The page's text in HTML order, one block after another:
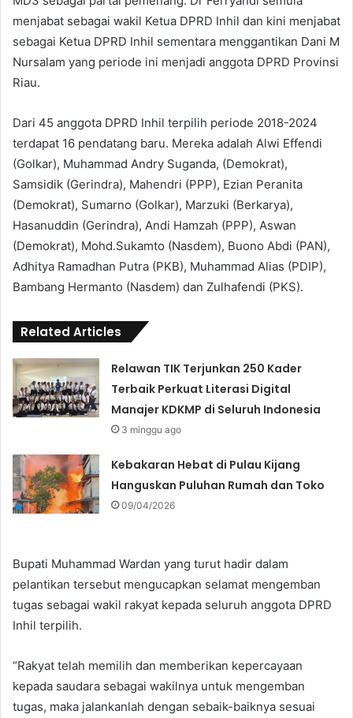
menjabat sebagai wakil Ketua DPRD Inhil dan kini menjabat
sebagai Ketua DPRD Inhil sementara menggantikan Dani M
Nursalam yang periode ini menjadi anggota DPRD Provinsi
Riau.
Dari 45 anggota DPRD Inhil terpilih periode 2018-2024
terdapat 16 pendatang baru. Mereka adalah Alwi Effendi
(Golkar), Muhammad Andry Suganda, (Demokrat),
Samsidik (Gerindra), Mahendri (PPP), Ezian Peranita
(Demokrat), Sumarno (Golkar), Marzuki (Berkarya),
Hasanuddin (Gerindra), Andi Hamzah (PPP), Aswan
(Demokrat), Mohd.Sukamto (Nasdem), Buono Abdi (PAN),
Adhitya Ramadhan Putra (PKB), Muhammad Alias (PDIP),
Bambang Hermanto (Nasdem) dan Zulhafendi (PKS).
Related Articles
Relawan TIK Terjunkan 250 Kader
Terbaik Perkuat Literasi Digital
Manajer KDKMP di Seluruh Indonesia
3 minggu ago
Kebakaran Hebat di Pulau Kijang
Hanguskan Puluhan Rumah dan Toko
09/04/2026
Bupati Muhammad Wardan yang turut hadir dalam
pelantikan tersebut mengucapkan selamat mengemban
tugas sebagai wakil rakyat kepada seluruh anggota DPRD
Inhil terpilih.
“Rakyat telah memilih dan memberikan kepercayaan
kepada saudara sebagai wakilnya untuk mengemban
tugas, maka jalankanlah dengan sebaik-baiknya sesuai